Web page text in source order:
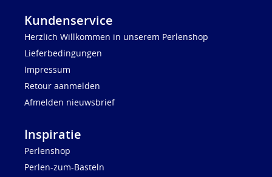
Kundenservice
Herzlich Willkommen in unserem Perlenshop
Lieferbedingungen
Impressum
Retour aanmelden
Afmelden nieuwsbrief
Inspiratie
Perlenshop
Perlen-zum-Basteln